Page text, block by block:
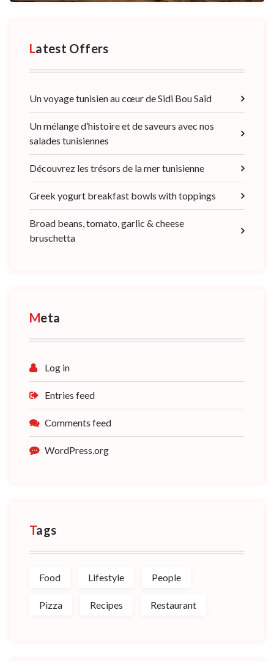
Latest Offers
Un voyage tunisien au cœur de Sidi Bou Saïd
Un mélange d’histoire et de saveurs avec nos
salades tunisiennes
Découvrez les trésors de la mer tunisienne
Greek yogurt breakfast bowls with toppings
Broad beans, tomato, garlic & cheese
bruschetta
Meta
Log in
Entries feed
Comments feed
WordPress.org
Tags
Food Lifestyle People
Pizza Recipes Restaurant